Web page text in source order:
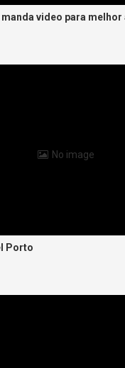
video para melhor
No image
Porto